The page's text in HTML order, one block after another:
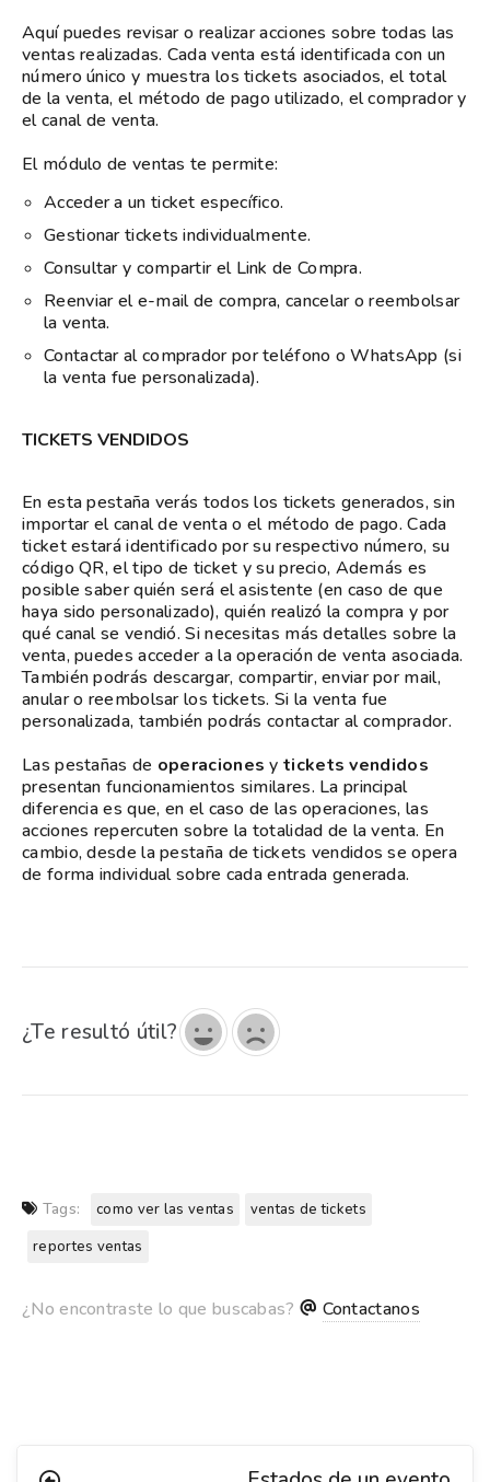
Aquí puedes revisar o realizar acciones sobre todas las
ventas realizadas. Cada venta está identificada con un
número único y muestra los tickets asociados, el total
de la venta, el método de pago utilizado, el comprador y
el canal de venta.
El módulo de ventas te permite:
Acceder a un ticket específico.
Gestionar tickets individualmente.
Consultar y compartir el Link de Compra.
Reenviar el e-mail de compra, cancelar o reembolsar
la venta.
Contactar al comprador por teléfono o WhatsApp (si
la venta fue personalizada).
TICKETS VENDIDOS
En esta pestaña verás todos los tickets generados, sin
importar el canal de venta o el método de pago. Cada
ticket estará identificado por su respectivo número, su
código QR, el tipo de ticket y su precio, Además es
posible saber quién será el asistente (en caso de que
haya sido personalizado), quién realizó la compra y por
qué canal se vendió. Si necesitas más detalles sobre la
venta, puedes acceder a la operación de venta asociada.
También podrás descargar, compartir, enviar por mail,
anular o reembolsar los tickets. Si la venta fue
personalizada, también podrás contactar al comprador.
Las pestañas de operaciones ytickets vendidos
presentan funcionamientos similares. La principal
diferencia es que, en el caso de las operaciones, las
acciones repercuten sobre la totalidad de la venta. En
cambio, desde la pestaña de tickets vendidos se opera
de forma individual sobre cada entrada generada.
¿Te resultó útil?
Tags: como ver las ventas
ventas de tickets
reportes ventas
¿No encontraste lo que buscabas? Contactanos